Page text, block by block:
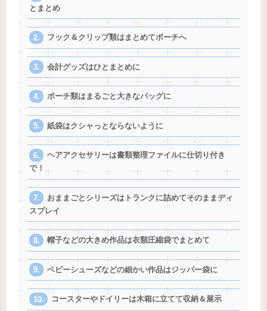
とまとめ
フック＆クリップ類はまとめてポーチへ
会計グッズはひとまとめに
ポーチ類はまるごと大きなバッグに
紙袋はクシャっとならないように
ヘアアクセサリーは書類整理ファイルに仕切り付き
で！
おままごとシリーズはトランクに詰めてそのままディ
スプレイ
帽子などの大きめ作品は衣類圧縮袋でまとめて
ベビーシューズなどの細かい作品はジッパー袋に
コースターやドイリーは木箱に立てて収納＆展示